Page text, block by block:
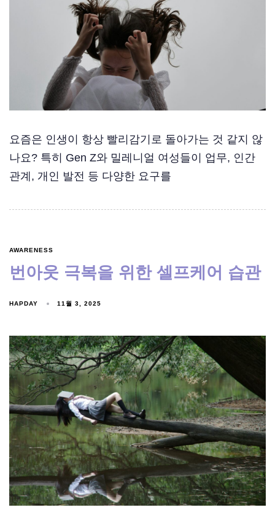
요즘은 인생이 항상 빨리감기로 돌아가는 것 같지 않
나요? 특히 Gen Z와 밀레니얼 여성들이 업무, 인간
관계, 개인 발전 등 다양한 요구를
AWARENESS
번아웃 극복을 위한 셀프케어 습관
HAPDAY 11월 3, 2025